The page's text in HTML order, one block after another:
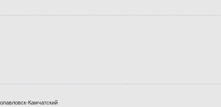
Камчатский